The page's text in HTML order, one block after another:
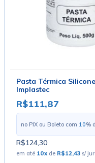
Pasta Térmica
Implastec
R$111,87
no PIX ou Boleto com 10%
R$124,30
em até 10xde R$12,43s/